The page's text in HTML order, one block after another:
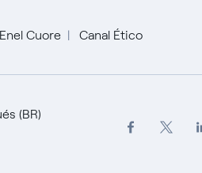
Cuore Canal Ético
(BR)